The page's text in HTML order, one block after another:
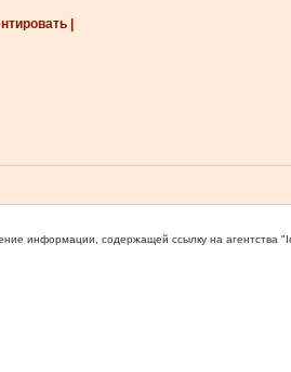
|
информации, содержащей ссылку на агентства